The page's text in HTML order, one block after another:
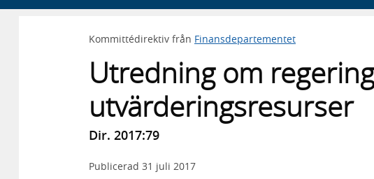
en
Kommittédirektiv från Finansdepartementet
Utredning om
utvärderingsresurser
Dir. 2017:79
Publicerad 31 juli 2017